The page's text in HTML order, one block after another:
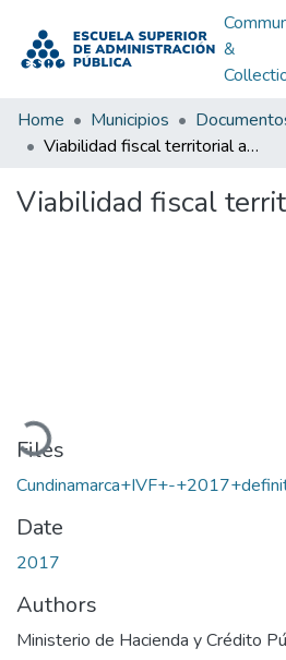
&
Home Municipios
Viabilidad fiscal territorial año 2017
Viabilidad fiscal
Files
Cundinamarca+IVF+-
Date
2017
Authors
Ministerio de Hacienda y Crédito